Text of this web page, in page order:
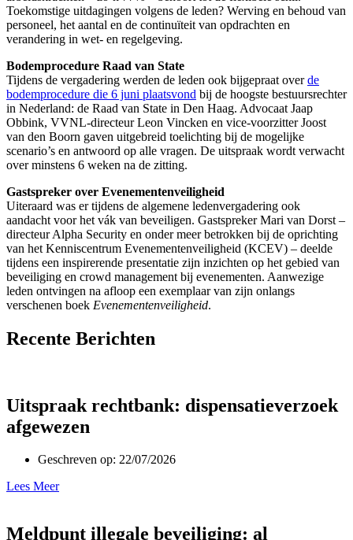
Toekomstige uitdagingen volgens de leden? Werving en behoud van
personeel, het aantal en de continuïteit van opdrachten en
verandering in wet- en regelgeving.
Bodemprocedure Raad van State
Tijdens de vergadering werden de leden ook bijgepraat overde
bodemprocedure die 6 juni plaatsvond bij de hoogste bestuursrechter
in Nederland: de Raad van State in Den Haag. Advocaat Jaap
Obbink, VVNL-directeur Leon Vincken en vice-voorzitter Joost
van den Boorn gaven uitgebreid toelichting bij de mogelijke
scenario’s en antwoord op alle vragen. De uitspraak wordt verwacht
over minstens 6 weken na de zitting.
Gastspreker over Evenementenveiligheid
Uiteraard was er tijdens de algemene ledenvergadering ook
aandacht voor het vák van beveiligen. Gastspreker Mari van Dorst –
directeur Alpha Security en onder meer betrokken bij de oprichting
van het Kenniscentrum Evenementenveiligheid (KCEV) – deelde
tijdens een inspirerende presentatie zijn inzichten op het gebied van
beveiliging en crowd management bij evenementen. Aanwezige
leden ontvingen na afloop een exemplaar van zijn onlangs
verschenen boek Evenementenveiligheid.
Recente Berichten
Uitspraak rechtbank: dispensatieverzoek
afgewezen
Geschreven op: 22/07/2026
Lees Meer
Meldpunt illegale beveiliging: al